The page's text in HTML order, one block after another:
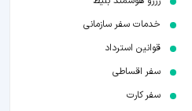
خدمات سفر سازمانی
قوانین استرداد
سفر اقساطی
سفر کارت